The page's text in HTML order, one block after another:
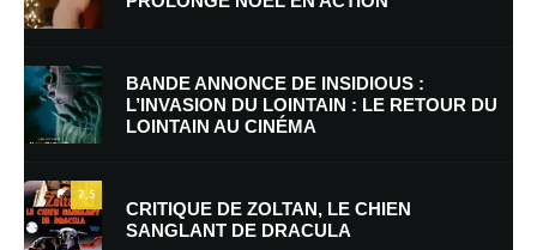
Nom*
E-mail* Site web
Enregistrer mon nom, mon e-mail et mon site dans le navigateur pour
BANDE ANNONCE DE INSIDIOUS :
L’INVASION DU LOINTAIN : LE RETOUR DU
LOINTAIN AU CINÉMA
7.5
CRITIQUE DE ZOLTAN, LE CHIEN
SANGLANT DE DRACULA